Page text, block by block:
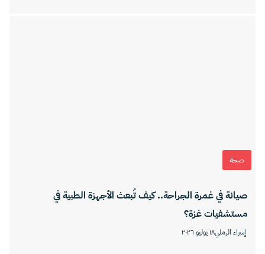
صحة
صيانة في غمرة الجراحة.. كيف تُبعث الأجهزة الطبية في
مستشفيات غزة؟
إسراء الرملي١٨ يوليو ٢٠٢٦